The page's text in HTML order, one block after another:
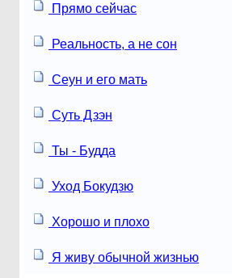
Прямо сейчас
Реальность, а не сон
Сеун и его мать
Суть Дзэн
Ты - Будда
Уход Бокудзю
Хорошо и плохо
Я живу обычной жизнью